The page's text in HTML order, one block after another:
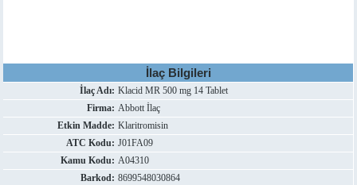
İlaç Bilgileri
İlaç Adı: Klacid MR 500 mg 14 Tablet
Firma: Abbott İlaç
Etkin Madde: Klaritromisin
ATC Kodu: J01FA09
Kamu Kodu: A04310
Barkod: 8699548030864